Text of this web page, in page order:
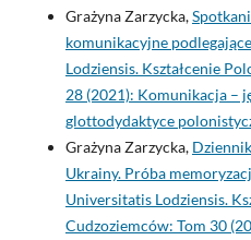
Grażyna Zarzycka,
komunikacyjne
Lodziensis. Kształcenie
28 (2021): Komunikacja –
glottodydaktyce
Grażyna Zarzycka,
Ukrainy. Próba
Universitatis Lodziensis.
Cudzoziemców: Tom 30